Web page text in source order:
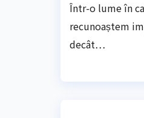
Într-o lume în
recunoaștem
decât…